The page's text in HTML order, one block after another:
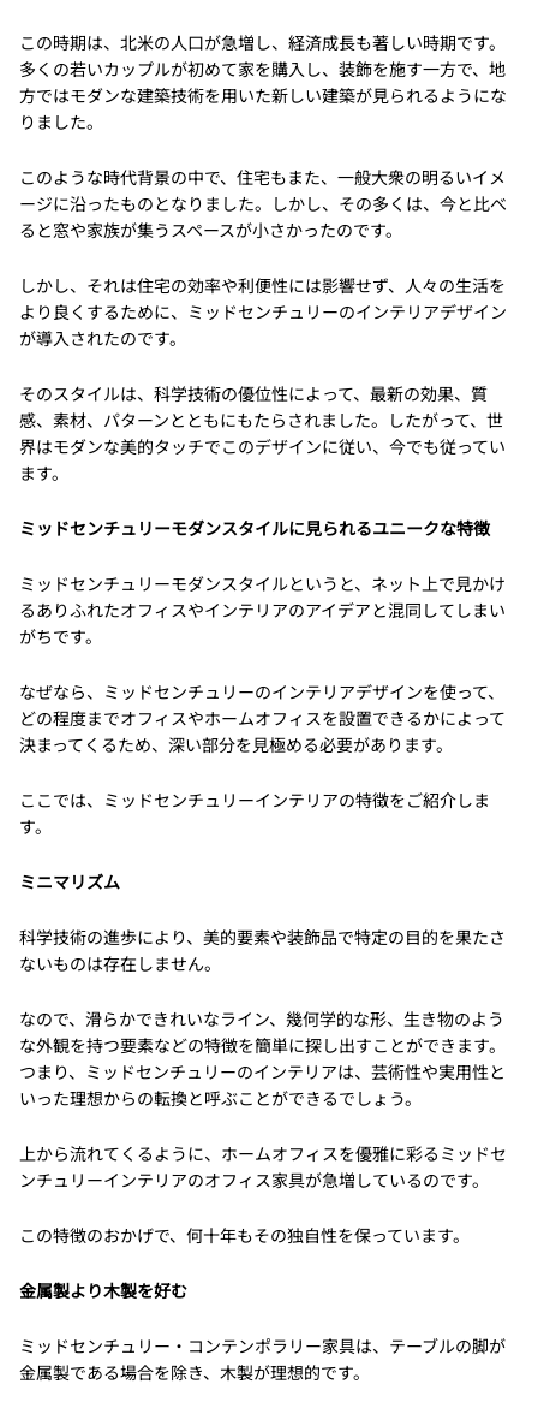
この時期は、北米の人口が急増し、経済成長も著しい時期です。
多くの若いカップルが初めて家を購入し、装飾を施す一方で、地
方ではモダンな建築技術を用いた新しい建築が見られるようにな
りました。
このような時代背景の中で、住宅もまた、一般大衆の明るいイメ
ージに沿ったものとなりました。しかし、その多くは、今と比べ
ると窓や家族が集うスペースが小さかったのです。
しかし、それは住宅の効率や利便性には影響せず、人々の生活を
より良くするために、ミッドセンチュリーのインテリアデザイン
が導入されたのです。
そのスタイルは、科学技術の優位性によって、最新の効果、質
感、素材、パターンとともにもたらされました。したがって、世
界はモダンな美的タッチでこのデザインに従い、今でも従ってい
ます。
ミッドセンチュリーモダンスタイルに見られるユニークな特徴
ミッドセンチュリーモダンスタイルというと、ネット上で見かけ
るありふれたオフィスやインテリアのアイデアと混同してしまい
がちです。
なぜなら、ミッドセンチュリーのインテリアデザインを使って、
どの程度までオフィスやホームオフィスを設置できるかによって
決まってくるため、深い部分を見極める必要があります。
ここでは、ミッドセンチュリーインテリアの特徴をご紹介しま
す。
ミニマリズム
科学技術の進歩により、美的要素や装飾品で特定の目的を果たさ
ないものは存在しません。
なので、滑らかできれいなライン、幾何学的な形、生き物のよう
な外観を持つ要素などの特徴を簡単に探し出すことができます。
つまり、ミッドセンチュリーのインテリアは、芸術性や実用性と
いった理想からの転換と呼ぶことができるでしょう。
上から流れてくるように、ホームオフィスを優雅に彩るミッドセ
ンチュリーインテリアのオフィス家具が急増しているのです。
この特徴のおかげで、何十年もその独自性を保っています。
金属製より木製を好む
ミッドセンチュリー・コンテンポラリー家具は、テーブルの脚が
金属製である場合を除き、木製が理想的です。